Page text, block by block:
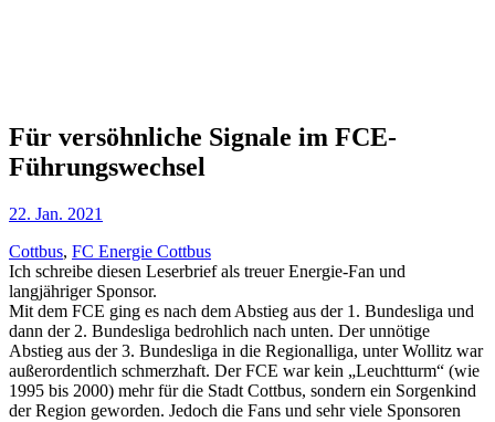
Für versöhnliche Signale im FCE-
Führungswechsel
22. Jan. 2021
Cottbus, FC Energie Cottbus
Ich schreibe diesen Leserbrief als treuer Energie-Fan und
langjähriger Sponsor.
Mit dem FCE ging es nach dem Abstieg aus der 1. Bundesliga und
dann der 2. Bundesliga bedrohlich nach unten. Der unnötige
Abstieg aus der 3. Bundesliga in die Regionalliga, unter Wollitz war
außerordentlich schmerzhaft. Der FCE war kein „Leuchtturm“ (wie
1995 bis 2000) mehr für die Stadt Cottbus, sondern ein Sorgenkind
der Region geworden. Jedoch die Fans und sehr viele Sponsoren